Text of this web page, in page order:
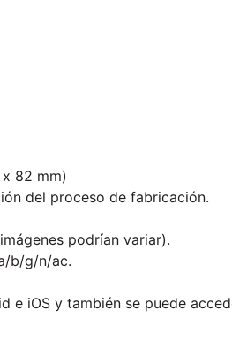
82 mm)
del proceso de fabricación.
podrían variar).
b/g/n/ac.
e iOS y también se puede